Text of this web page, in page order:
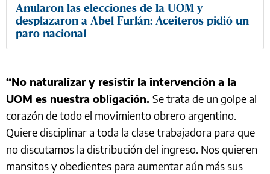
Anularon las elecciones de la UOM y
desplazaron a Abel Furlán: Aceiteros pidió un
paro nacional
“No naturalizar y resistir la intervención a la
UOM es nuestra obligación. Se trata de un golpe al
corazón de todo el movimiento obrero argentino.
Quiere disciplinar a toda la clase trabajadora para que
no discutamos la distribución del ingreso. Nos quieren
mansitos y obedientes para aumentar aún más sus